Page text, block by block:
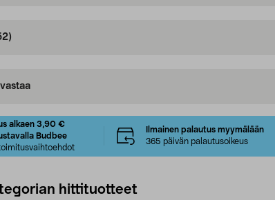
alkaen 3,90 €
Budbee
Ilmainen palautus myymälään
365 päivän palautusoikeus
hittituotteet